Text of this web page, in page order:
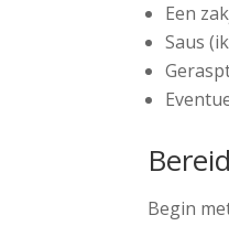
Een
Saus
Begin